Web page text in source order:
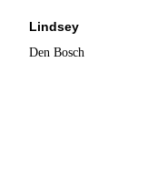
Lindsey
Den Bosch